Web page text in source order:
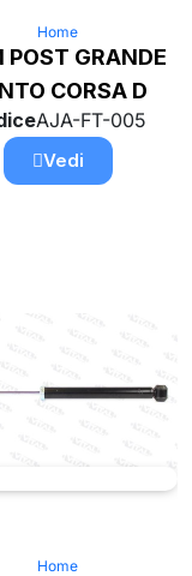
Home
POST GRANDE
CORSA D
AJA-FT-005
Vedi
Home